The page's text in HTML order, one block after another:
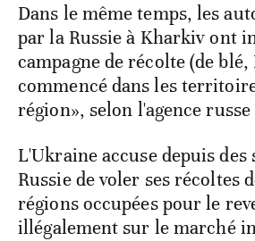
Dans le même temps, les
par la Russie à Kharkiv ont
campagne de récolte (de
commencé dans les
région», selon l'agence
L'Ukraine accuse depuis des
Russie de voler ses récoltes
régions occupées pour le
illégalement sur le marché